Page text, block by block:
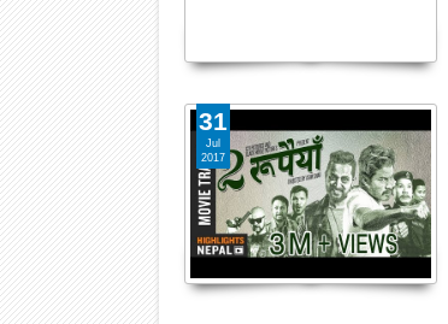
31
Jul
2017